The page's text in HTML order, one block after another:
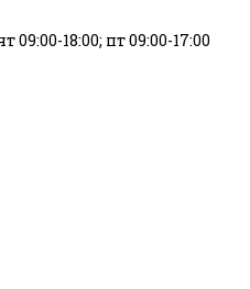
09:00-18:00; пт 09:00-17:00